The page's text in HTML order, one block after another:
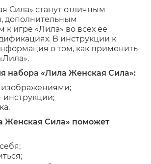
Сила» станут отличным
дополнительным
к игре «Лила» во всех ее
В инструкции к
о том, как применить
набора «Лила Женская Сила»:
изображениями;
инструкции;
Женская Сила» поможет